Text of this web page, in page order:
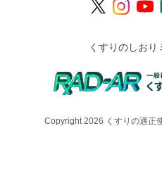
くすりのしおり
Copyright 2026 くすりの適正